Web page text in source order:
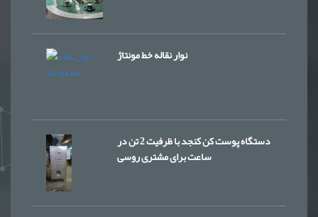
نوار نقاله خط مونتاژ
دستگاه پوست کن کنجد با ظرفیت 2 تن در
ساعت برای مشتری روسی